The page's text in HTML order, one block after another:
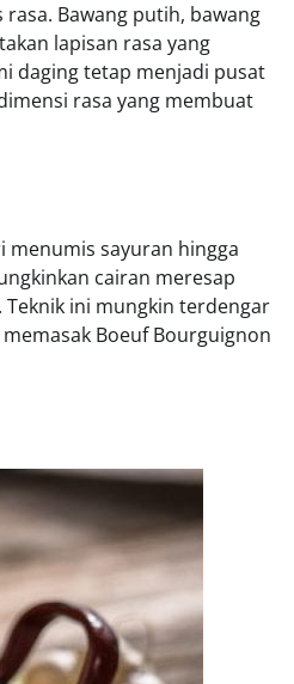
Bawang putih, bawang
lapisan rasa yang
daging tetap menjadi pusat
rasa yang membuat
menumis sayuran hingga
cairan meresap
ini mungkin terdengar
Boeuf Bourguignon